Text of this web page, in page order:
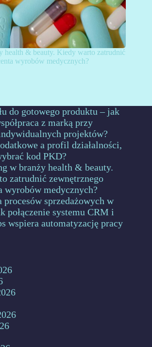
health & beauty. Kiedy warto zatrudnić
wyrobów medycznych?
do gotowego produktu – jak
z marką przy
projektów?
a profil działalności,
kod PKD?
w branży health & beauty.
zatrudnić zewnętrznego
wyrobów medycznych?
procesów sprzedażowych w
połączenie systemu CRM i
wspiera automatyzację pracy